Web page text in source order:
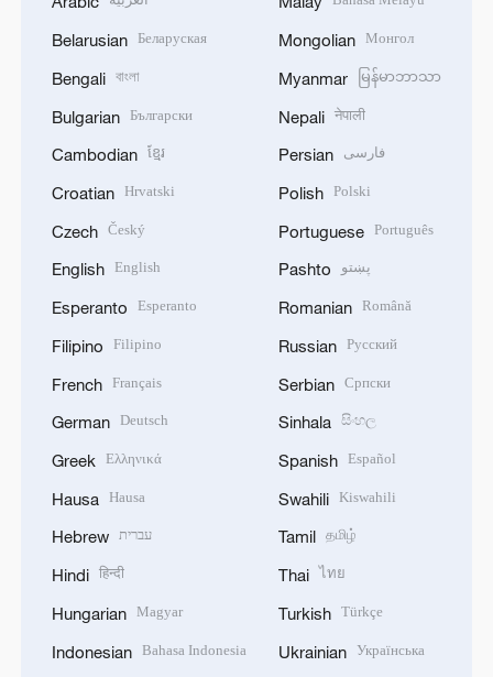
Belarusian Беларуская
Bengali বাংলা
Bulgarian Български
Cambodian ខ្មែរ
Croatian Hrvatski
Czech Český
English English
Esperanto Esperanto
Filipino Filipino
French Français
German Deutsch
Greek Ελληνικά
Hausa Hausa
Hebrew עברית
Hindi हिन्दी
Hungarian Magyar
Indonesian Bahasa Indonesia
Mongolian Монгол
Myanmar မြန်မာဘာသာ
Nepali नेपाली
Persian فارسی
Polish Polski
Portuguese Português
Pashto پښتو
Romanian Română
Russian Русский
Serbian Српски
Sinhala සිංහල
Spanish Español
Swahili Kiswahili
Tamil தமிழ்
Thai ไทย
Turkish Türkçe
Ukrainian Українська